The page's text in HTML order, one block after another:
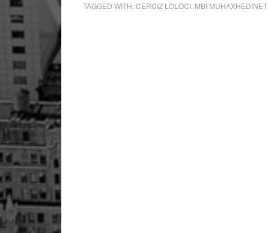
TAGGED WITH:CERCIZ LOLOCI MBI MUHAXHEDINET